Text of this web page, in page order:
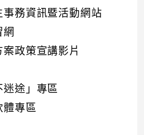
務資訊暨活動網站
網
政策宣講影片
迷途」專區
體專區